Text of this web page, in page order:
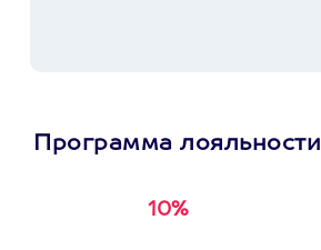
Программа лояльности
10%